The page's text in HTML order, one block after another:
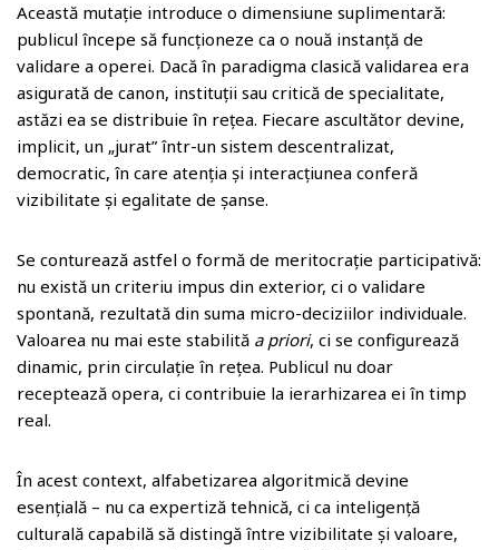
Această mutație introduce o dimensiune suplimentară:
publicul începe să funcționeze ca o nouă instanță de
validare a operei. Dacă în paradigma clasică validarea era
asigurată de canon, instituții sau critică de specialitate,
astăzi ea se distribuie în rețea. Fiecare ascultător devine,
implicit, un „jurat” într-un sistem descentralizat,
democratic, în care atenția și interacțiunea conferă
vizibilitate și egalitate de șanse.
Se conturează astfel o formă de meritocrație participativă:
nu există un criteriu impus din exterior, ci o validare
spontană, rezultată din suma micro-deciziilor individuale.
Valoarea nu mai este stabilită a priori, ci se configurează
dinamic, prin circulație în rețea. Publicul nu doar
receptează opera, ci contribuie la ierarhizarea ei în timp
real.
În acest context, alfabetizarea algoritmică devine
esențială – nu ca expertiză tehnică, ci ca inteligență
culturală capabilă să distingă între vizibilitate și valoare,